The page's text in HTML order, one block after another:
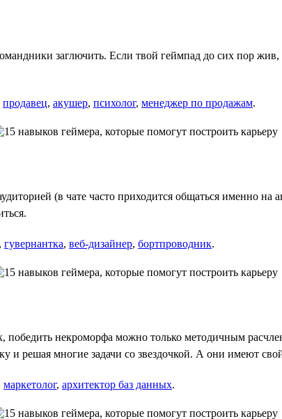
заглючить. Если твой геймпад до сих пор жив,
продавец, акушер, психолог, менеджер по продажам.
(в чате часто приходится общаться именно на
, гувернантка, веб-дизайнер, бортпроводник.
некроморфа можно только методичным
решая многие задачи со звездочкой. А они имеют
маркетолог, архитектор баз данных.